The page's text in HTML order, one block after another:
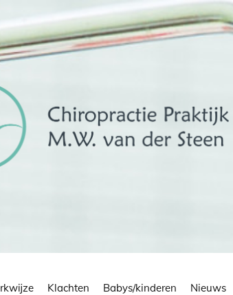
Klachten Babys/kinderen Nieuws